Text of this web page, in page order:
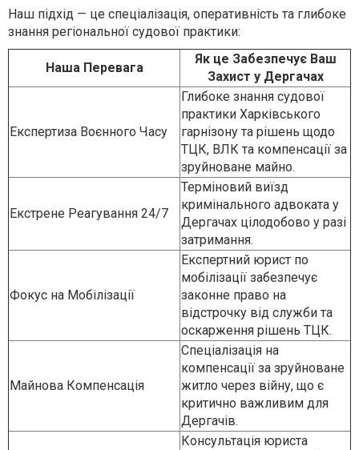
Наш підхід — це спеціалізація, оперативність та глибоке
знання регіональної судової практики:
Наша Перевага
Як це Забезпечує Ваш
Захист у Дергачах
Експертиза Воєнного Часу
Глибоке знання судової
практики Харківського
гарнізону та рішень щодо
ТЦК, ВЛК та компенсації за
зруйноване майно.
Екстрене Реагування 24/7
Терміновий виїзд
кримінального адвоката у
Дергачах цілодобово у разі
затримання.
Фокус на Мобілізації
Експертний юрист по
мобілізації забезпечує
законне право на
відстрочку від служби та
оскарження рішень ТЦК.
Майнова Компенсація
Спеціалізація на
компенсації за зруйноване
житло через війну, що є
критично важливим для
Дергачів.
Консультація юриста